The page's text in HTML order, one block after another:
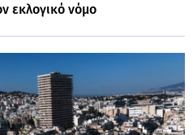
εκλογικό νόμο